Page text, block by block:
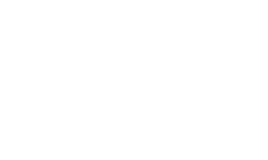
بيان صادر عن الأمانة